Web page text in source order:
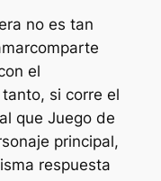
no es tan
comparte
el
si corre el
que Juego de
principal,
respuesta